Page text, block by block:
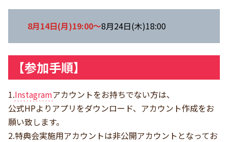
8月14日(月)19:00～8月24日(木)18:00
【参加手順】
1.Instagramアカウントをお持ちでない方は、
公式HPよりアプリをダウンロード、アカウント作成をお
願い致します。
2.特典会実施用アカウントは非公開アカウントとなってお